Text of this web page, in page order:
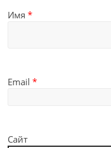
Имя*
Email*
Сайт